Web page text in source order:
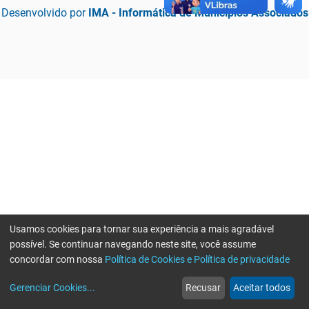
Desenvolvido por IMA - Informática de Municípios Associados
web
Notícias
more_horiz
Mais
Usamos cookies para tornar sua experiência a mais agradável
possível. Se continuar navegando neste site, você assume
concordar com nossa Política de Cookies e Política de privacidade
Gerenciar Cookies... Recusar Aceitar todos
Erro ao enviar informações, por favor tente novamente